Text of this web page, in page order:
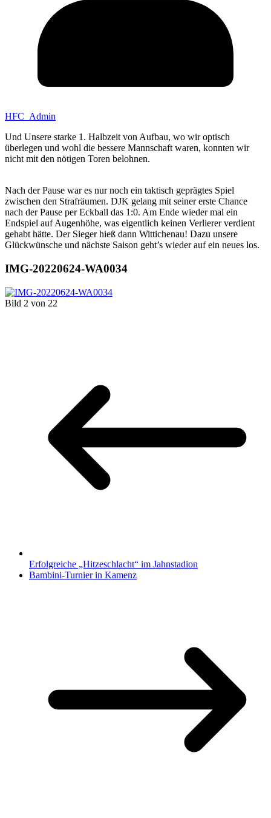
HFC_Admin
Und Unsere starke 1. Halbzeit von Aufbau, wo wir optisch
überlegen und wohl die bessere Mannschaft waren, konnten wir
nicht mit den nötigen Toren belohnen.
Nach der Pause war es nur noch ein taktisch geprägtes Spiel
zwischen den Strafräumen. DJK gelang mit seiner erste Chance
nach der Pause per Eckball das 1:0. Am Ende wieder mal ein
Endspiel auf Augenhöhe, was eigentlich keinen Verlierer verdient
gehabt hätte. Der Sieger hieß dann Wittichenau! Dazu unsere
Glückwünsche und nächste Saison geht’s wieder auf ein neues los.
IMG-20220624-WA0034
Bild 2 von 22
Erfolgreiche „Hitzeschlacht“ im Jahnstadion
Bambini-Turnier in Kamenz